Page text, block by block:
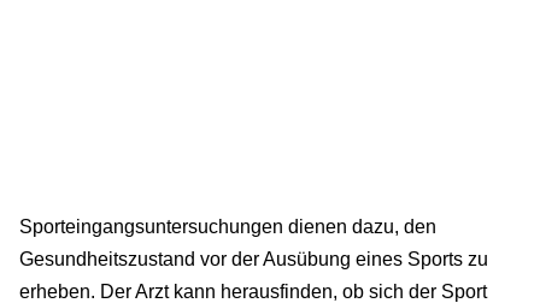
Sporteingangsuntersuchungen dienen dazu, den
Gesundheitszustand vor der Ausübung eines Sports zu
erheben. Der Arzt kann herausfinden, ob sich der Sport